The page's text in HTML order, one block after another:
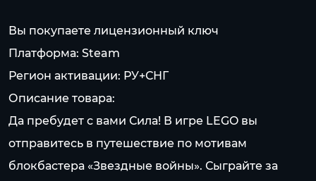
Вы покупаете лицензионный ключ
Платформа: Steam
Регион активации: РУ+СНГ
Описание товара:
Да пребудет с вами Сила! В игре LEGO вы
отправитесь в путешествие по мотивам
блокбастера «Звездные войны». Сыграйте за